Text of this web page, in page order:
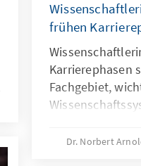
frühen
Karrierephasen
Fachgebiet,
grundsätzlich
Dr. Norbert